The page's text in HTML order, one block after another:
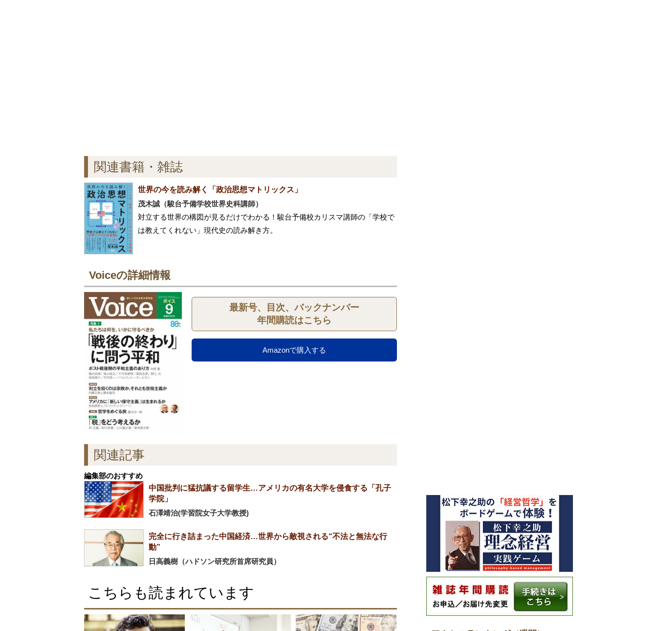
関連書籍・雑誌
世界の今を読み解く「政治思想マトリックス」
茂木誠（駿台予備学校世界史科講師）
対立する世界の構図が見るだけでわかる！駿台予備校カリスマ講師の「学校で
は教えてくれない」現代史の読み解き方。
Voiceの詳細情報
最新号、目次、バックナンバー
年間購読はこちら
Amazonで購入する
関連記事
編集部のおすすめ
中国批判に猛抗議する留学生…アメリカの有名大学を侵食する「孔子
学院」
石澤靖治(学習院女子大学教授)
完全に行き詰まった中国経済…世界から敵視される“不法と無法な行
動”
日高義樹（ハドソン研究所首席研究員）
こちらも読まれています